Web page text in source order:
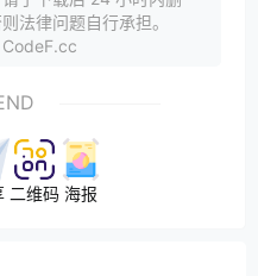
法律问题自行承担。
二维码 海报